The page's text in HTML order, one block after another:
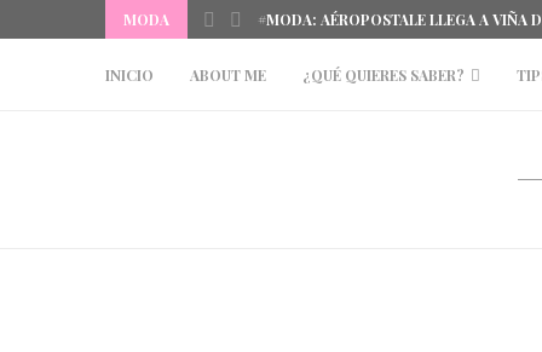
MODA #MODA: AÉROPOSTALE LLEGA A VIÑA
INICIO ABOUT ME ¿QUÉ QUIERES SABER?